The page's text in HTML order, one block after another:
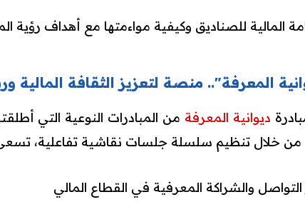
المالية للصناديق وكيفية مواءمتها مع أهداف رؤية
المعرفة".. منصة لتعزيز الثقافة المالية
ديوانية المعرفة من المبادرات النوعية التي
من خلال تنظيم سلسلة جلسات نقاشية تفاعلية،
التواصل والشراكة المعرفية في القطاع المالي